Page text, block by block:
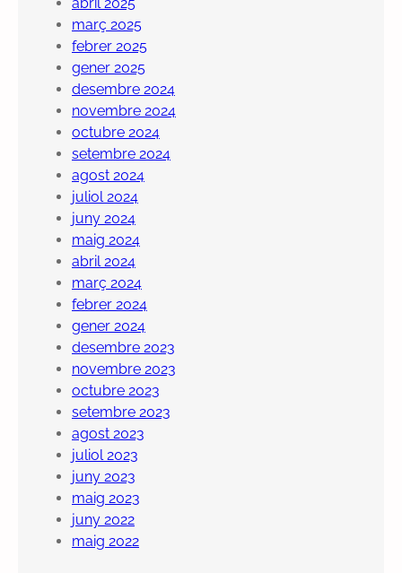
març 2025
febrer 2025
gener 2025
desembre 2024
novembre 2024
octubre 2024
setembre 2024
agost 2024
juliol 2024
juny 2024
maig 2024
abril 2024
març 2024
febrer 2024
gener 2024
desembre 2023
novembre 2023
octubre 2023
setembre 2023
agost 2023
juliol 2023
juny 2023
maig 2023
juny 2022
maig 2022